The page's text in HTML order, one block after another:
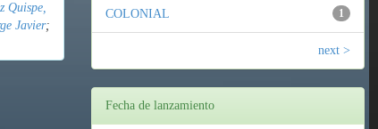
Quispe,
Javier;
1
COLONIAL
next >
Fecha de lanzamiento